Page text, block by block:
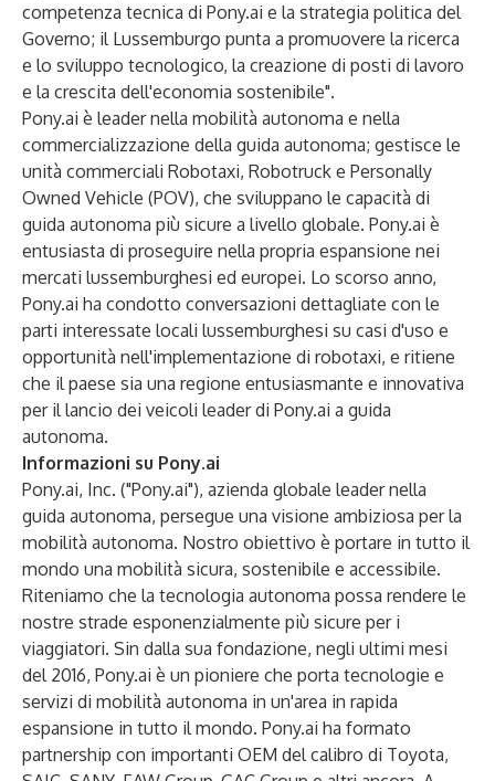
competenza tecnica di Pony.ai e la strategia politica del
Governo; il Lussemburgo punta a promuovere la ricerca
e lo sviluppo tecnologico, la creazione di posti di lavoro
e la crescita dell'economia sostenibile".
Pony.ai è leader nella mobilità autonoma e nella
commercializzazione della guida autonoma; gestisce le
unità commerciali Robotaxi, Robotruck e Personally
Owned Vehicle (POV), che sviluppano le capacità di
guida autonoma più sicure a livello globale. Pony.ai è
entusiasta di proseguire nella propria espansione nei
mercati lussemburghesi ed europei. Lo scorso anno,
Pony.ai ha condotto conversazioni dettagliate con le
parti interessate locali lussemburghesi su casi d'uso e
opportunità nell'implementazione di robotaxi, e ritiene
che il paese sia una regione entusiasmante e innovativa
per il lancio dei veicoli leader di Pony.ai a guida
autonoma.
Informazioni su Pony.ai
Pony.ai, Inc. ("Pony.ai"), azienda globale leader nella
guida autonoma, persegue una visione ambiziosa per la
mobilità autonoma. Nostro obiettivo è portare in tutto il
mondo una mobilità sicura, sostenibile e accessibile.
Riteniamo che la tecnologia autonoma possa rendere le
nostre strade esponenzialmente più sicure per i
viaggiatori. Sin dalla sua fondazione, negli ultimi mesi
del 2016, Pony.ai è un pioniere che porta tecnologie e
servizi di mobilità autonoma in un'area in rapida
espansione in tutto il mondo. Pony.ai ha formato
partnership con importanti OEM del calibro di Toyota,